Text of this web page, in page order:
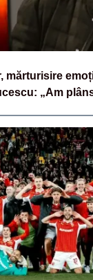
mărturisire
„Am